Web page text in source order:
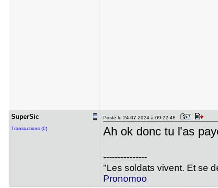
SuperSic
Transactions (0)
Posté le 24-07-2024 à 09:22:48
Ah ok donc tu l'as
---------------
"Les soldats vivent. Et se
Pronomoo